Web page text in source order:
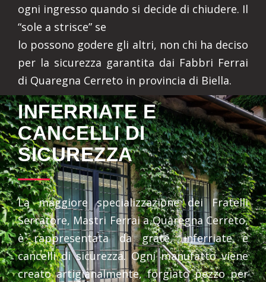
ogni ingresso quando si decide di chiudere. Il
“sole a strisce” se
lo possono godere gli altri, non chi ha deciso
per la sicurezza garantita dai Fabbri Ferrai
di Quaregna Cerreto in provincia di Biella.
INFERRIATE E
CANCELLI DI
SICUREZZA
La maggiore specializzazione dei Fratelli
Serratore, Mastri Ferrai a Quaregna Cerreto,
è rappresentata da grate, inferriate e
cancelli di sicurezza. Ogni manufatto viene
creato artigianalmente, forgiato pezzo per